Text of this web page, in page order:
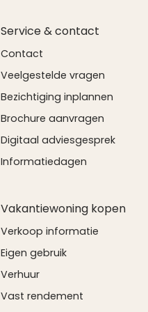
Service & contact
Contact
Veelgestelde vragen
Bezichtiging inplannen
Brochure aanvragen
Digitaal adviesgesprek
Informatiedagen
Vakantiewoning kopen
Verkoop informatie
Eigen gebruik
Verhuur
Vast rendement